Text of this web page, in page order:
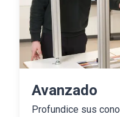
Avanzado
Profundice sus